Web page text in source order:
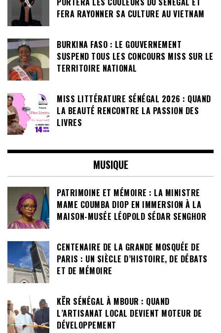
FERA RAYONNER SA CULTURE AU VIETNAM
BURKINA FASO : LE GOUVERNEMENT
SUSPEND TOUS LES CONCOURS MISS SUR LE
TERRITOIRE NATIONAL
MISS LITTÉRATURE SÉNÉGAL 2026 : QUAND
LA BEAUTÉ RENCONTRE LA PASSION DES
LIVRES
MUSIQUE
PATRIMOINE ET MÉMOIRE : LA MINISTRE
MAME COUMBA DIOP EN IMMERSION À LA
MAISON-MUSÉE LÉOPOLD SÉDAR SENGHOR
CENTENAIRE DE LA GRANDE MOSQUÉE DE
PARIS : UN SIÈCLE D’HISTOIRE, DE DÉBATS
ET DE MÉMOIRE
KËR SÉNÉGAL À MBOUR : QUAND
L’ARTISANAT LOCAL DEVIENT MOTEUR DE
DÉVELOPPEMENT